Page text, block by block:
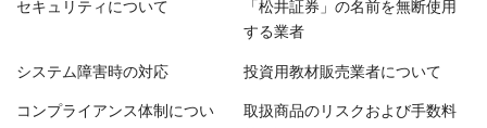
セキュリティについて 「松井証券」の名前を無断使用
する業者
システム障害時の対応 投資用教材販売業者について
コンプライアンス体制につい 取扱商品のリスクおよび手数料